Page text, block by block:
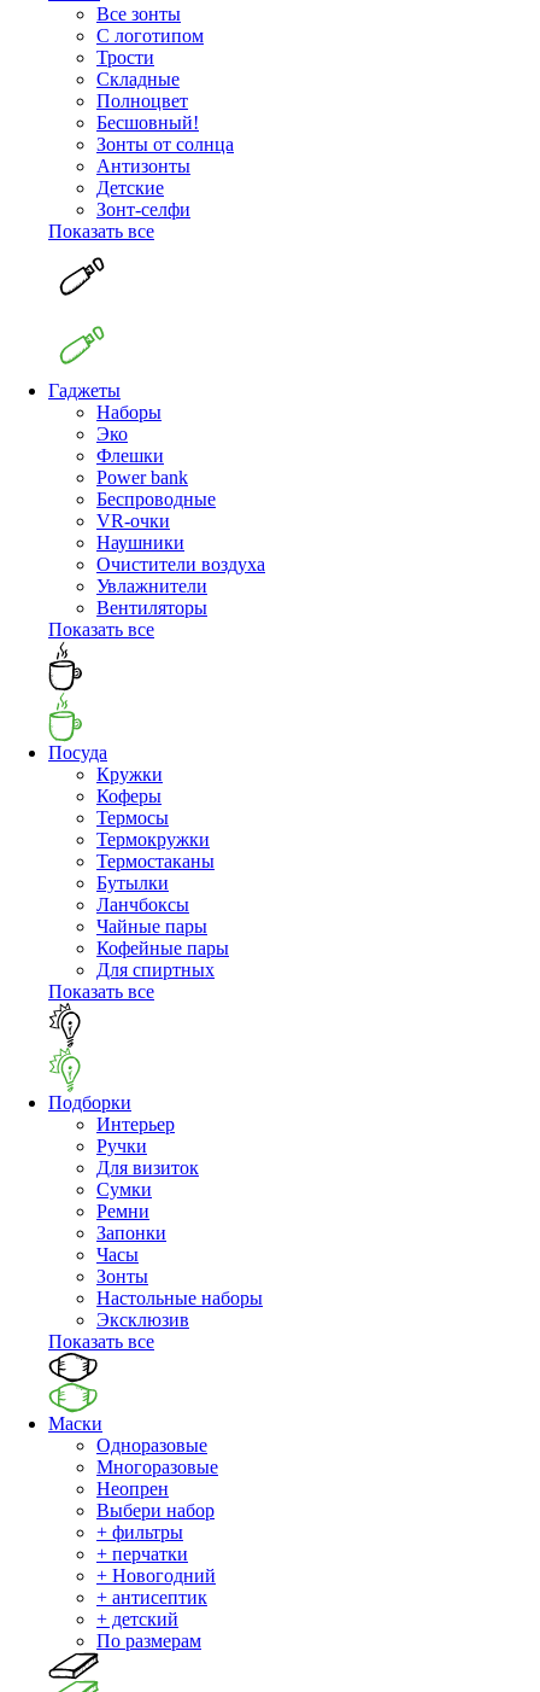
Все зонты
С логотипом
Трости
Складные
Полноцвет
Бесшовный!
Зонты от солнца
Антизонты
Детские
Зонт-селфи
Показать все
Гаджеты
Наборы
Эко
Флешки
Power bank
Беспроводные
VR-очки
Наушники
Очистители воздуха
Увлажнители
Вентиляторы
Показать все
Посуда
Кружки
Коферы
Термосы
Термокружки
Термостаканы
Бутылки
Ланчбоксы
Чайные пары
Кофейные пары
Для спиртных
Показать все
Подборки
Интерьер
Ручки
Для визиток
Сумки
Ремни
Запонки
Часы
Зонты
Настольные наборы
Эксклюзив
Показать все
Маски
Одноразовые
Многоразовые
Неопрен
Выбери набор
+ фильтры
+ перчатки
+ Новогодний
+ антисептик
+ детский
По размерам